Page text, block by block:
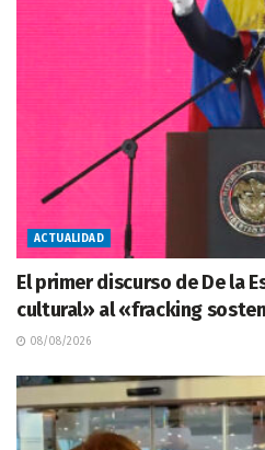
ACTUALIDAD
El primer discurso de De la
cultural» al «fracking
08/08/2026